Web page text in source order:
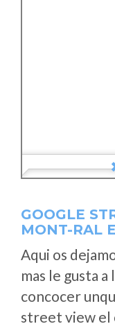
GOOGLE
MONT-RAL
Aqui os
mas le gusta a
concocer
street view el